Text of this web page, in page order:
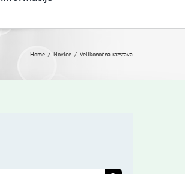
Home Novice Velikonočna razstava